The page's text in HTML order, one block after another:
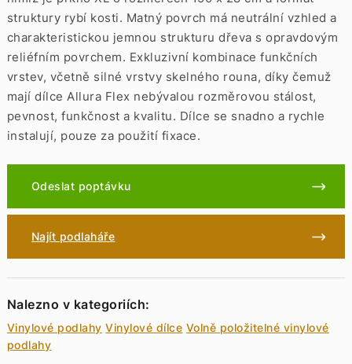
struktury rybí kosti. Matný povrch má neutrální vzhled a
charakteristickou jemnou strukturu dřeva s opravdovým
reliéfním povrchem. Exkluzivní kombinace funkčních
vrstev, včetně silné vrstvy skelného rouna, díky čemuž
mají dílce Allura Flex nebývalou rozměrovou stálost,
pevnost, funkčnost a kvalitu. Dílce se snadno a rychle
instalují, pouze za použití fixace.
Odeslat poptávku
Najít podlaháře
Nalezno v kategoriích:
Vinylové podlahy Vinylové dílce Volně položitelné vinylové
podlahy